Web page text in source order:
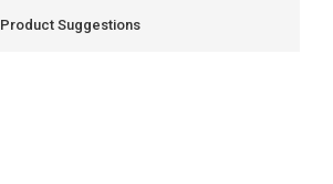
Product Suggestions